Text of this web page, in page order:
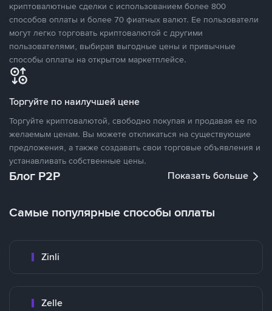
криптовалютные сделки с использованием более 800
способов оплаты и более 70 фиатных валют. Ее пользователи
могут легко торговать криптовалютой с другими
пользователями, выбирая выгодные цены и привычные
способы оплаты на открытом маркетплейсе.
Торгуйте по наилучшей цене
Торгуйте криптовалютой, свободно покупая и продавая ее по
желаемым ценам. Вы можете откликаться на существующие
предложения, а также создавать свои торговые объявления и
устанавливать собственные цены.
Блог P2P Показать больше
Самые популярные способы оплаты
Zinli
Zelle